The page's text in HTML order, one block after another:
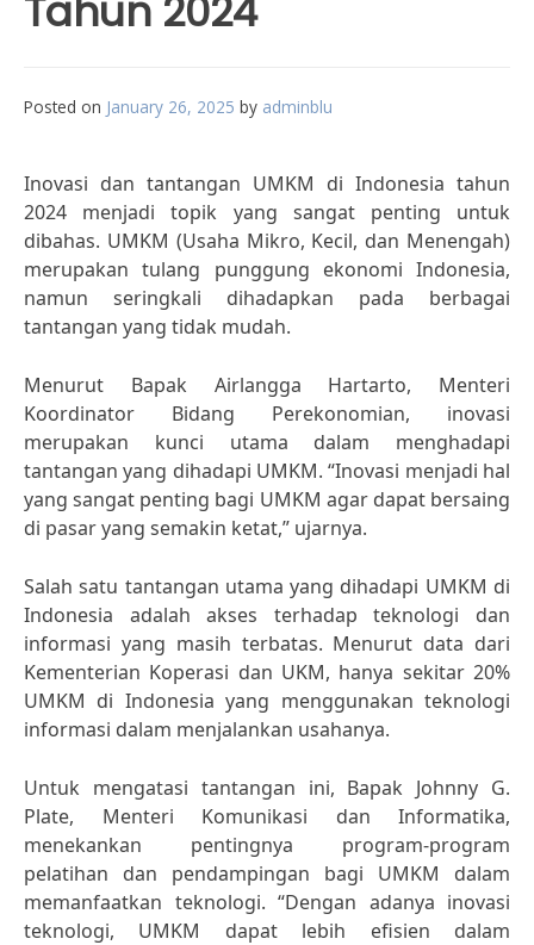
Tahun 2024
Posted on January 26, 2025 by adminblu
Inovasi dan tantangan UMKM di Indonesia tahun
2024 menjadi topik yang sangat penting untuk
dibahas. UMKM (Usaha Mikro, Kecil, dan Menengah)
merupakan tulang punggung ekonomi Indonesia,
namun seringkali dihadapkan pada berbagai
tantangan yang tidak mudah.
Menurut Bapak Airlangga Hartarto, Menteri
Koordinator Bidang Perekonomian, inovasi
merupakan kunci utama dalam menghadapi
tantangan yang dihadapi UMKM. “Inovasi menjadi hal
yang sangat penting bagi UMKM agar dapat bersaing
di pasar yang semakin ketat,” ujarnya.
Salah satu tantangan utama yang dihadapi UMKM di
Indonesia adalah akses terhadap teknologi dan
informasi yang masih terbatas. Menurut data dari
Kementerian Koperasi dan UKM, hanya sekitar 20%
UMKM di Indonesia yang menggunakan teknologi
informasi dalam menjalankan usahanya.
Untuk mengatasi tantangan ini, Bapak Johnny G.
Plate, Menteri Komunikasi dan Informatika,
menekankan pentingnya program-program
pelatihan dan pendampingan bagi UMKM dalam
memanfaatkan teknologi. “Dengan adanya inovasi
teknologi, UMKM dapat lebih efisien dalam